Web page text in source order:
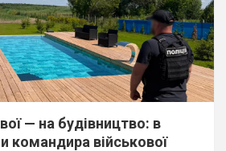
— на будівництво: в
командира військової